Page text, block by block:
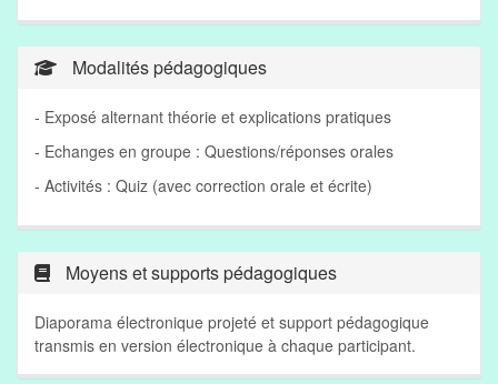
Modalités pédagogiques
- Exposé alternant théorie et explications pratiques
- Echanges en groupe : Questions/réponses orales
- Activités : Quiz (avec correction orale et écrite)
Moyens et supports pédagogiques
Diaporama électronique projeté et support pédagogique
transmis en version électronique à chaque participant.